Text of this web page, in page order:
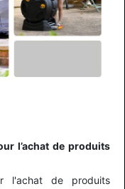
l’achat de produits
l'achat de produits